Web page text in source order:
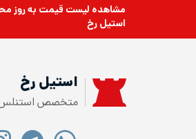
مشاهده لیست قیمت به روز
استیل رخ
استیل رخ
متخصص